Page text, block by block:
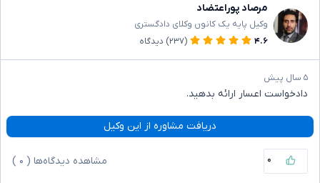
مرصاد پوراعتضاد
وکیل پایه یک کانون وکلای دادگستری
۴.۶
(۲۳۷) دیدگاه
۵ سال پیش
دادخواست اعسار ارائه بدهید.
دریافت مشاوره از این وکیل
۰ مشاهده دیدگاه‌ها ( ۰